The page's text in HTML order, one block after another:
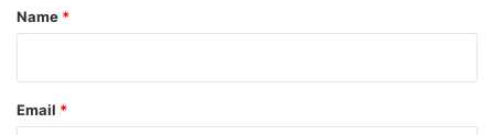
*
Name *
Email *